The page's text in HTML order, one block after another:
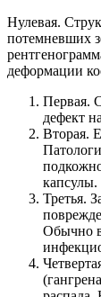
Нулевая.
потемневших
деформации
Первая.
дефект
Вторая.
капсулы.
Третья.
Обычно